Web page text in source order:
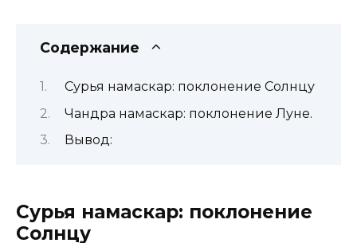
Содержание
Сурья намаскар: поклонение Солнцу
Чандра намаскар: поклонение Луне.
Вывод:
Сурья намаскар: поклонение
Солнцу